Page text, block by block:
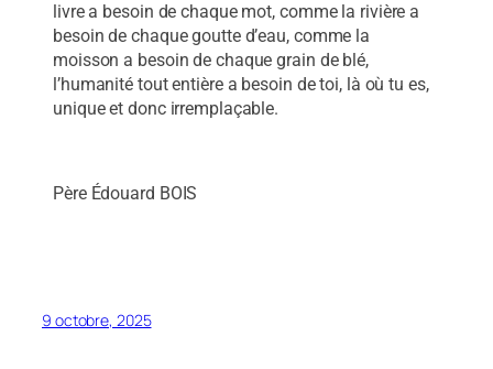
livre a besoin de chaque mot, comme la rivière a
besoin de chaque goutte d’eau, comme la
moisson a besoin de chaque grain de blé,
l’humanité tout entière a besoin de toi, là où tu es,
unique et donc irremplaçable.
Père Édouard BOIS
9 octobre, 2025